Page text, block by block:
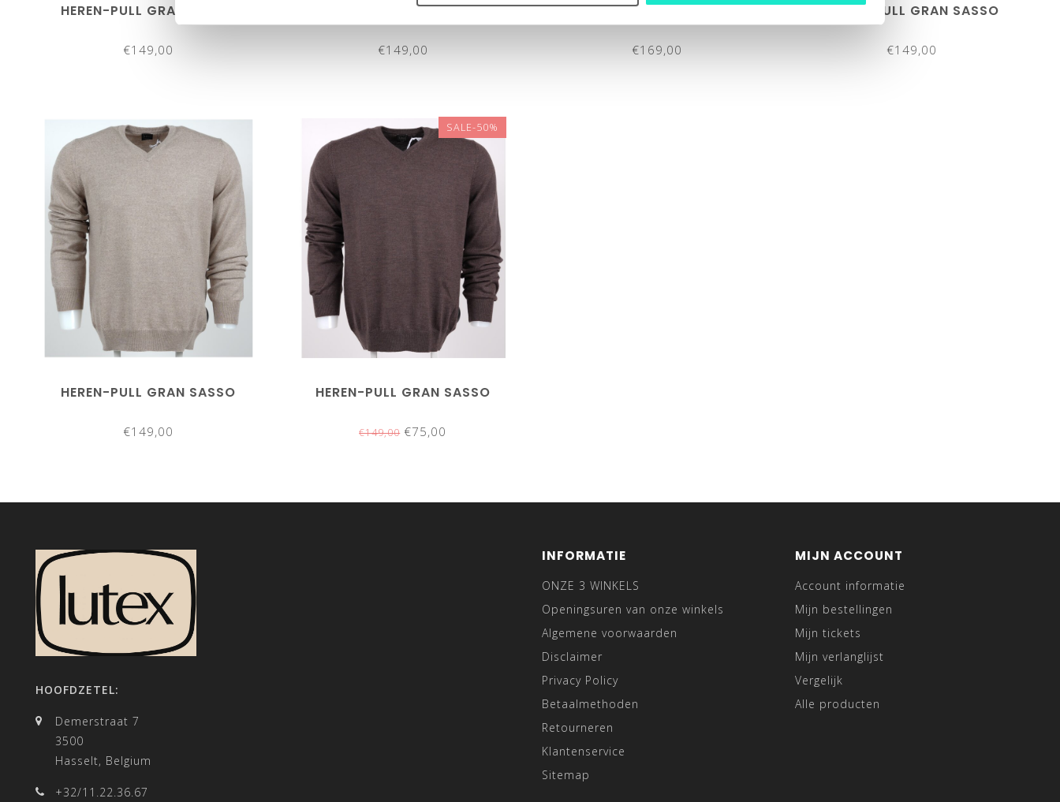
HEREN-PULL GRAN SASSO
€149,00
HEREN-PULL GRAN SASSO
€149,00
HEREN-PULL GRAN SASSO
€169,00
HEREN-PULL GRAN SASSO
€149,00
HEREN-PULL GRAN SASSO
€149,00
SALE-50%
HEREN-PULL GRAN SASSO
€149,00€75,00
HOOFDZETEL:
Demerstraat 7
3500
Hasselt, Belgium
+32/11.22.36.67
INFORMATIE
ONZE 3 WINKELS
Openingsuren van onze winkels
Algemene voorwaarden
Disclaimer
Privacy Policy
Betaalmethoden
Retourneren
Klantenservice
Sitemap
MIJN ACCOUNT
Account informatie
Mijn bestellingen
Mijn tickets
Mijn verlanglijst
Vergelijk
Alle producten